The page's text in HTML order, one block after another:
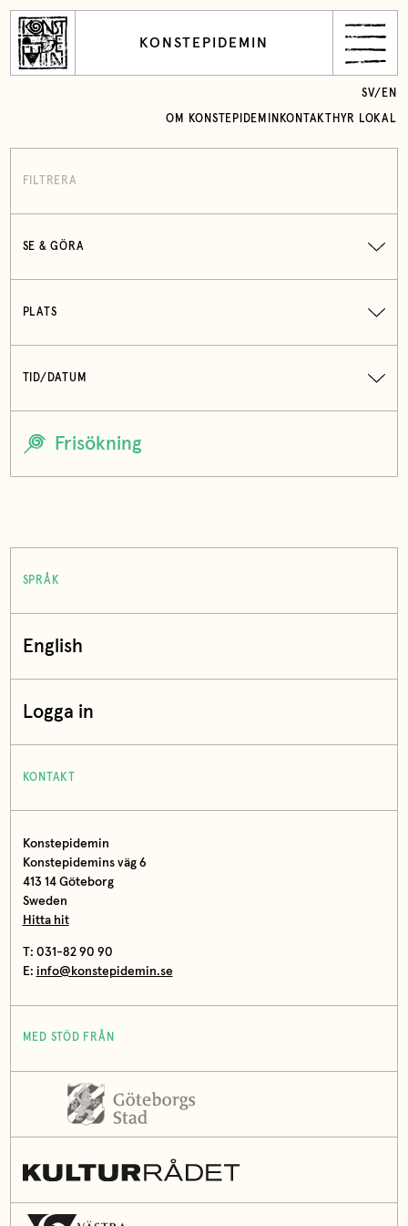
KONSTEPIDEMIN
OM KONSTEPIDEMIN KONTAKT HYR LOKAL
SV/ EN
FILTRERA
SE & GÖRA
PLATS
TID/DATUM
SPRÅK
English
Logga in
KONTAKT
Konstepidemin
Konstepidemins väg 6
413 14 Göteborg
Sweden
Hitta hit
T: 031-82 90 90
E: info@konstepidemin.se
MED STÖD FRÅN